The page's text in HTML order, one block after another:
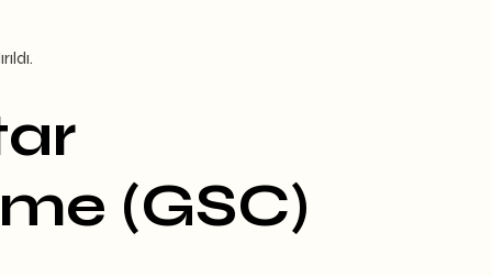
(GSC)